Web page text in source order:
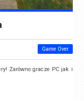
Game Over
Zarówno gracze PC jak i